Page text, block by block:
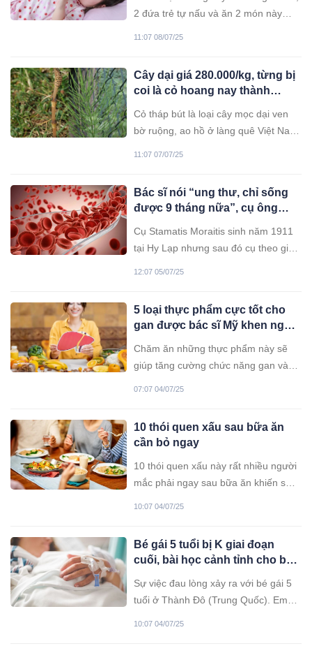
xuất hiện trên bàn ăn càng ít
càng tốt
2 đứa trẻ tự nấu và ăn 2 món này
11:07 08/07/25
Cây dại giá 280.000/kg, từng bị
coi là cỏ hoang nay thành
Cỏ tháp bút là loại cây mọc dại ven
bờ ruộng, ao hồ ở làng quê Việt Nam,
với nhiều công dụng cho sức khỏe,
được ví như “nhân sâm” của người
nghèo.
11:07 07/07/25
Bác sĩ nói “ung thư, chỉ sống
được 9 tháng nữa”, cụ ông
thói quen đơn giản mỗi ngày
Cụ Stamatis Moraitis sinh năm 1911
tại Hy Lạp nhưng sau đó cụ theo gia
được 6 - 9 tháng. Thế nhưng, chỉ nhờ
việc quay về sống tại nơi mình sinh
ra, cụ Moraitis đã làm nên điều kỳ
diệu. Cụ đã sống thêm được 37 năm
12:07 05/07/25
5 loại thực phẩm cực tốt cho
gan được bác sĩ Mỹ khen ngợi
Chăm ăn những thực phẩm này sẽ
giúp tăng cường chức năng gan và
07:07 04/07/25
10 thói quen xấu sau bữa ăn
cần bỏ ngay
10 thói quen xấu này rất nhiều người
mắc phải ngay sau bữa ăn khiến sức
10:07 04/07/25
Bé gái 5 tuổi bị K giai đoạn
cuối, bài học cảnh tỉnh cho bố
Sự việc đau lòng xảy ra với bé gái 5
tuổi ở Thành Đô (Trung Quốc). Em
10:07 04/07/25